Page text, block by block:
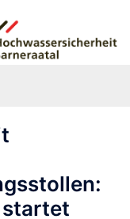
startet